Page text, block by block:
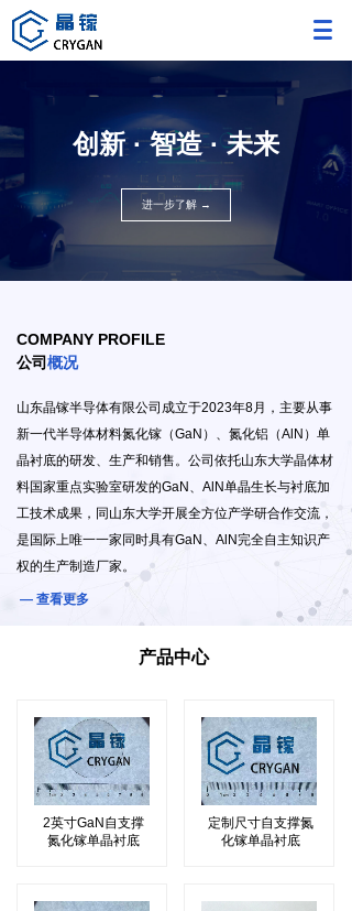
创新·智造·未来
进一步了解 →
COMPANY PROFILE
公司概况
山东晶镓半导体有限公司成立于2023年8月，主要从事
新一代半导体材料氮化镓（GaN）、氮化铝（AlN）单
晶衬底的研发、生产和销售。公司依托山东大学晶体材
料国家重点实验室研发的GaN、AlN单晶生长与衬底加
工技术成果，同山东大学开展全方位产学研合作交流，
是国际上唯一一家同时具有GaN、AlN完全自主知识产
权的生产制造厂家。
— 查看更多
产品中心
2英寸GaN自支撑
氮化镓单晶衬底
定制尺寸自支撑氮
化镓单晶衬底